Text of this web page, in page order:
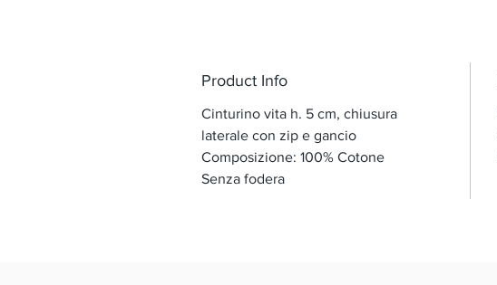
Product Info
Cinturino vita h. 5 cm, chiusura
laterale con zip e gancio
Composizione: 100% Cotone
Senza fodera